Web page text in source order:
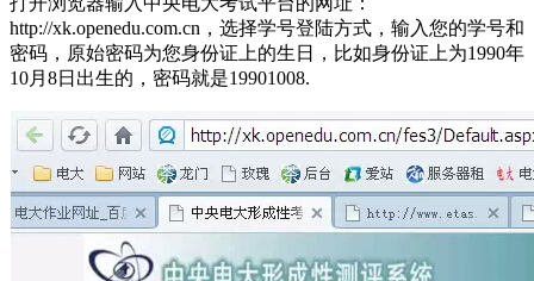
http://xk.openedu.com.cn，选择学号登陆方式，输入您的学号和
密码，原始密码为您身份证上的生日，比如身份证上为1990年
10月8日出生的，密码就是19901008.